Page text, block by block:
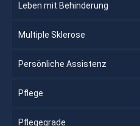
Leben mit Behinderung
Multiple Sklerose
Persönliche Assistenz
Pflege
Pflegegrade